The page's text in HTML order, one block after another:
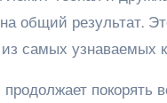
общий результат.
самых узнаваемых